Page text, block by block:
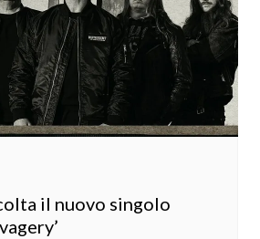
il nuovo singolo